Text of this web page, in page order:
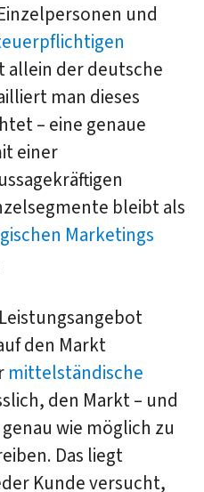
und
allein der deutsche
man dieses
– eine genaue
einer
bleibt als
Marketings
den Markt
mittelständische
den Markt – und
wie möglich zu
Das liegt
Kunde versucht,